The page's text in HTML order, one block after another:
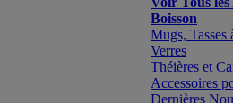
Boisson
Mugs, Tasses
Verres
Théières et
Accessoires
Dernières